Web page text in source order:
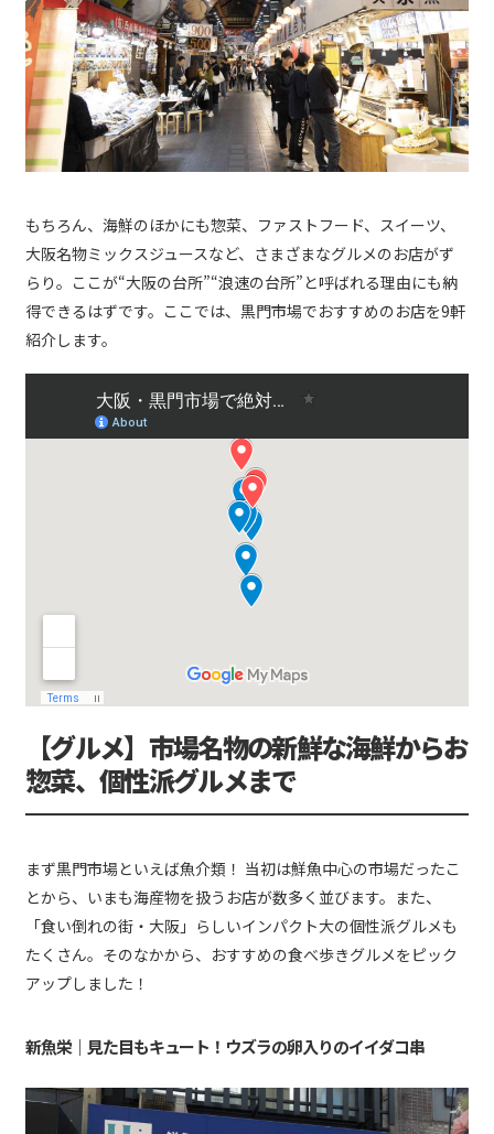
もちろん、海鮮のほかにも惣菜、ファストフード、スイーツ、
大阪名物ミックスジュースなど、さまざまなグルメのお店がず
らり。ここが“大阪の台所”“浪速の台所”と呼ばれる理由にも納
得できるはずです。ここでは、黒門市場でおすすめのお店を9軒
紹介します。
【グルメ】市場名物の新鮮な海鮮からお
惣菜、個性派グルメまで
まず黒門市場といえば魚介類！ 当初は鮮魚中心の市場だったこ
とから、いまも海産物を扱うお店が数多く並びます。また、
「食い倒れの街・大阪」らしいインパクト大の個性派グルメも
たくさん。そのなかから、おすすめの食べ歩きグルメをピック
アップしました！
新魚栄｜見た目もキュート！ウズラの卵入りのイイダコ串